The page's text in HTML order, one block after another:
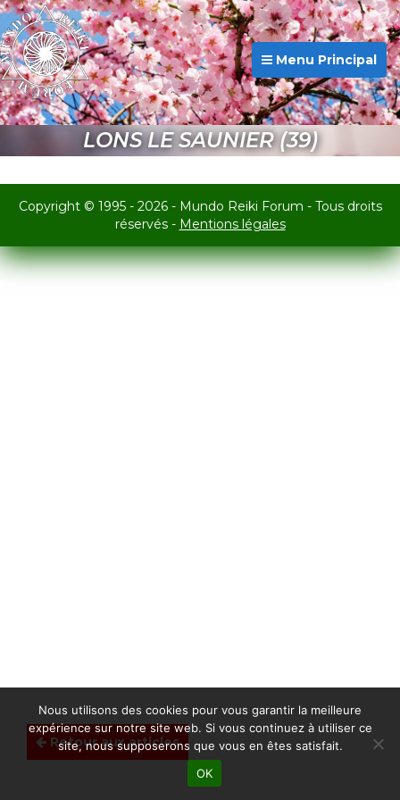
Menu Principal
LONS LE SAUNIER (39)
Retour aux articles
Copyright © 1995 - 2026 - Mundo Reiki Forum - Tous droits
réservés - Mentions légales
Nous utilisons des cookies pour vous garantir la meilleure
expérience sur notre site web. Si vous continuez à utiliser ce
site, nous supposerons que vous en êtes satisfait.
OK